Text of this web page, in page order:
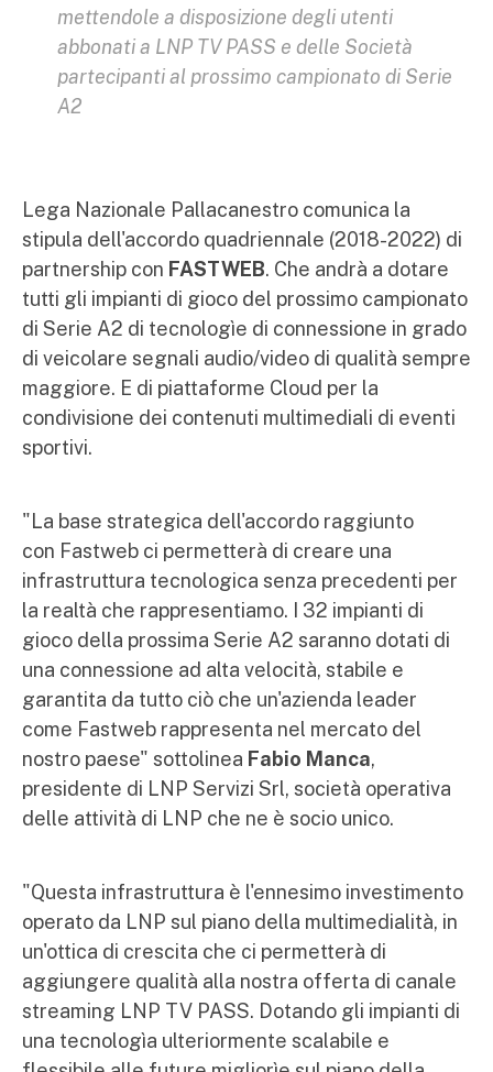
mettendole a disposizione degli utenti
abbonati a LNP TV PASS e delle Società
partecipanti al prossimo campionato di Serie
A2
Lega Nazionale Pallacanestro comunica la
stipula dell'accordo quadriennale (2018-2022) di
partnership con FASTWEB. Che andrà a dotare
tutti gli impianti di gioco del prossimo campionato
di Serie A2 di tecnologìe di connessione in grado
di veicolare segnali audio/video di qualità sempre
maggiore. E di piattaforme Cloud per la
condivisione dei contenuti multimediali di eventi
sportivi.
"La base strategica dell'accordo raggiunto
con Fastweb ci permetterà di creare una
infrastruttura tecnologica senza precedenti per
la realtà che rappresentiamo. I 32 impianti di
gioco della prossima Serie A2 saranno dotati di
una connessione ad alta velocità, stabile e
garantita da tutto ciò che un'azienda leader
come Fastweb rappresenta nel mercato del
nostro paese" sottolinea Fabio Manca,
presidente di LNP Servizi Srl, società operativa
delle attività di LNP che ne è socio unico.
"Questa infrastruttura è l'ennesimo investimento
operato da LNP sul piano della multimedialità, in
un'ottica di crescita che ci permetterà di
aggiungere qualità alla nostra offerta di canale
streaming LNP TV PASS. Dotando gli impianti di
una tecnologìa ulteriormente scalabile e